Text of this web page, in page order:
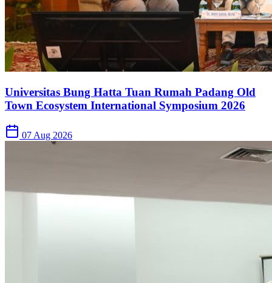
Universitas Bung Hatta Tuan Rumah Padang Old
Town Ecosystem International Symposium 2026
07 Aug 2026